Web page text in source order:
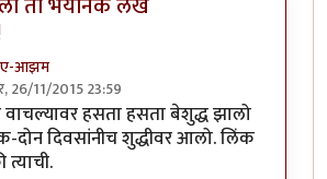
ए-आझम
26/11/2015 23:59
toअहो जुन्या मायबोलीवरbyDEADPOOL
वाचल्यावर हसता हसता बेशुद्ध झालो
दोन दिवसांनीच शुद्धीवर आलो. लिंक
त्याची.